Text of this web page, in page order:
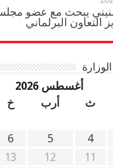
يبحث مع عضو
التعاون البرلماني
أغسطس 2026
ث أرب خ
4
5
6
11
12
13